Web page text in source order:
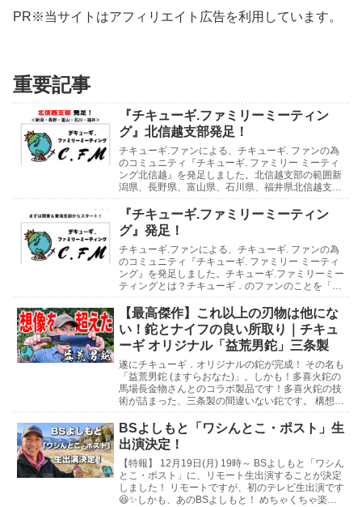
PR※当サイトはアフィリエイト広告を利用しています。
重要記事
『チキューギ.ファミリーミーティン
グ』北信越支部発足！
チキューギ.ファンによる、チキューギ. ファンの為
のコミュニティ『チキューギ. ファミリー ミーティ
ング北信越』を発足しました。北信越支部の範囲新
潟県、長野県、富山県、石川県、福井県北信越支部
に...
『チキューギ.ファミリーミーティン
グ』発足！
チキューギ.ファンによる、チキューギ. ファンの為
のコミュニティ『チキューギ. ファミリー ミーティ
ング』を発足しました。チキューギ.ファミリーミー
ティングとは？チキューギ．のファンのことを「チ
【最高傑作】これ以上の刃物は他にな
い！鉈とナイフの良い所取り｜チキュ
ーギ オリジナル「益荒男鉈」三条製
遂にチキューギ．オリジナルの鉈が完成！ その名も
「益荒男鉈 (ますらおなた)」。しかも！多喜火鉈の
馬場長金物さんとのコラボ製品です！多喜火鉈の技
術が詰まった、三条製の間違いない鉈です。 構想3
覧...
BSよしもと「ワシんとこ・ポスト」生
出演決定！
【特報】 12月19日(月) 19時～ BSよしもと「ワシん
とこ・ポスト」に、リモート生出演することが決定
しました！ リモートですが、初のテレビ生出演です
😆✨しかも、あのBSよしもと！ めちゃくちゃ楽し